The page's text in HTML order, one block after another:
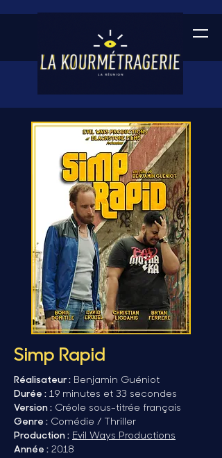
Simp Rapid
Réalisateur : Benjamin Guéniot
Durée : 19 minutes et 33 secondes
Version : Créole sous-titrée français
Genre : Comédie / Thriller
Production : Evil Ways Productions
Année : 2018